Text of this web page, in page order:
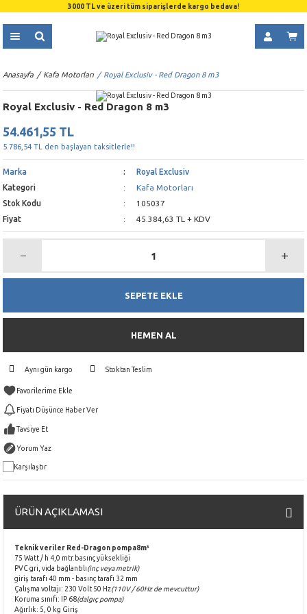
3000 TL ve üzeri tüm siparişlerde kargo bedava!
Anasayfa Kafa Motorları Royal Exclusiv - Red Dragon 8 m3
Royal Exclusiv - Red Dragon 8 m3
54.461,55 TL
5.786,54 TL den başlayan taksitlerle!!
Marka
Royal Exclusiv
Kategori
Kafa Motorları
Stok Kodu
105037
Fiyat
45.384,63 TL + KDV
SEPETE EKLE
HEMEN AL
Aynı gün kargo Stoktan Teslim
Fiyatı Düşünce Haber Ver
Tavsiye Et
Yorum Yaz
Karşılaştır
ÜRÜN AÇIKLAMASI
Teknik veriler Red-Dragon pompa8m³
75 Watt / h 4,0 mtr.basınç yüksekliği
PVC gri, vida bağlantılı(inç veya metrik)
giriş tarafı 40 mm - basınç tarafı 32 mm
Çalışma voltajı: 230 Volt 50 Hz(110V / 60Hz de mevcuttur)
Koruma sınıfı: IP 68(dalgıç pompa)
Ağırlık: 5, 0 kg Giriş